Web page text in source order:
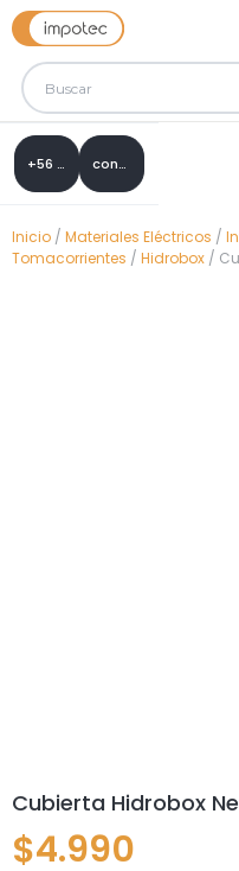
+56 9 8288 0307 contacto@impotec.cl
Inicio / Materiales Eléctricos /
Tomacorrientes / Hidrobox /
Cubierta Hidrobox
$4.990